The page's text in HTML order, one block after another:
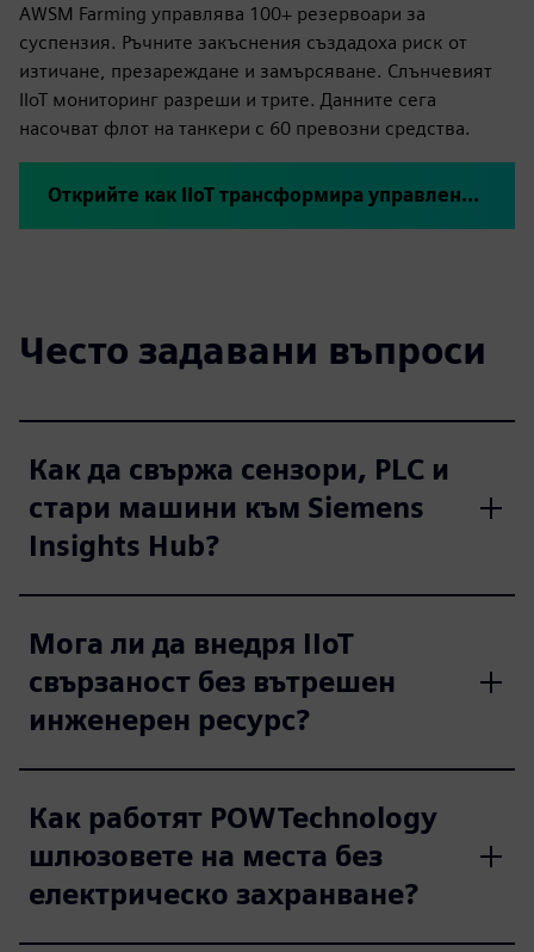
AWSM Farming управлява 100+ резервоари за
суспензия. Ръчните закъснения създадоха риск от
изтичане, презареждане и замърсяване. Слънчевият
IIoT мониторинг разреши и трите. Данните сега
насочват флот на танкери с 60 превозни средства.
Открийте как IIoT трансформира управлението на резервоара за суспензия
Често задавани въпроси
Как да свържа сензори, PLC и
стари машини към Siemens
Insights Hub?
Мога ли да внедря IIoT
свързаност без вътрешен
инженерен ресурс?
Как работят POWTechnology
шлюзовете на места без
електрическо захранване?